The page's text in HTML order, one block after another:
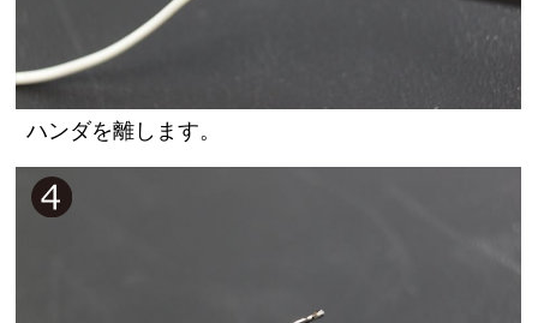
ハンダを離します。